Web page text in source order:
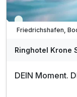
WAR
202
Viele Termine frei
Friedrichshafen,
Ringhotel Krone
DEIN Moment.